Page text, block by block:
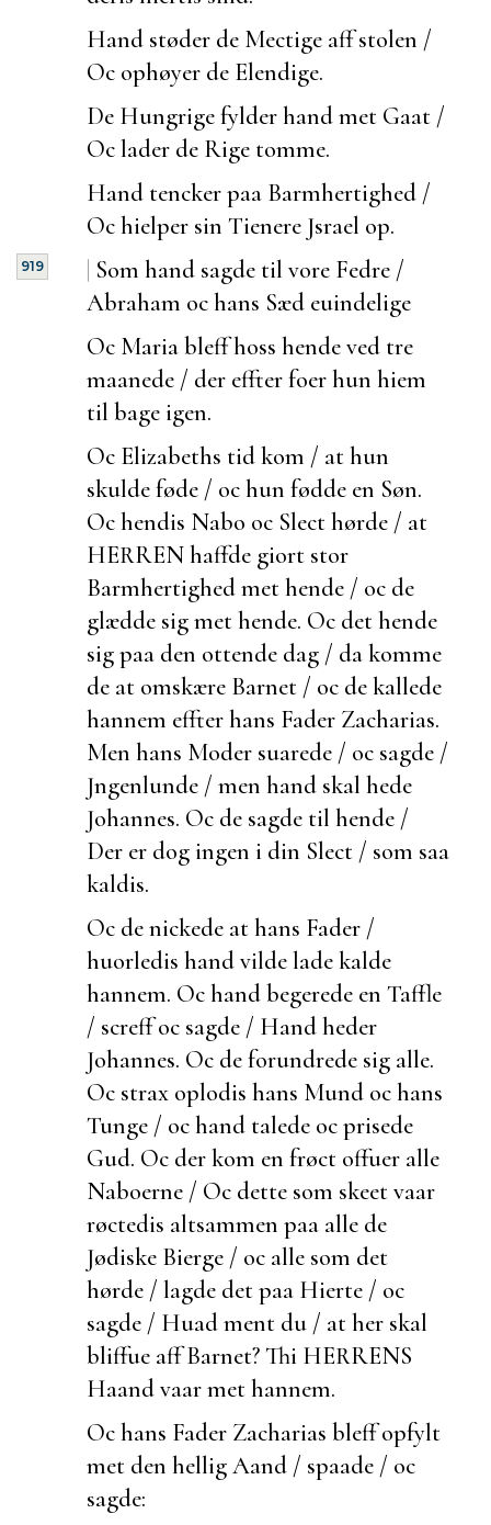
Hand støder de Mectige aff stolen /
Oc ophøyer de Elendige.
De Hungrige fylder hand met Gaat /
Oc lader de Rige tomme.
Hand tencker paa Barmhertighed /
Oc hielper sin Tienere Jsrael op.
|
919
Som hand sagde til vore Fedre /
Abraham oc hans Sæd euindelige
Oc Maria bleff hoss hende ved tre
maanede / der effterfoer hun hiem
til bage igen.
Oc Elizabeths tid kom / at hun
skulde føde / oc hun fødde en Søn.
Oc hendis Nabo oc Slect hørde / at
HERREN haffde giort stor
Barmhertighed met hende / oc de
glædde sig met hende. Oc det hende
sig paa den ottende dag / da komme
de at omskære Barnet / oc de kallede
hannem effter hans Fader Zacharias.
Men hans Moder suarede / oc sagde /
Jngenlunde / men hand skal hede
Johannes. Oc de sagde til hende /
Der er dog ingen i din Slect / som saa
kaldis.
Oc de nickede at hans Fader /
huorledis hand vilde lade kalde
hannem. Oc hand begerede en Taffle
/ screff oc sagde / Hand heder
Johannes. Oc de forundrede sig alle.
Oc strax oplodis hans Mund oc hans
Tunge / oc hand talede oc prisede
Gud. Oc der kom en frøct offuer alle
Naboerne / Oc dette som skeet vaar
røctedis altsammen paa alle de
Jødiske Bierge / oc alle som det
hørde / lagde det paa Hierte / oc
sagde / Huad ment du / at her skal
bliffue aff Barnet? Thi HERRENS
Haand vaar met hannem.
Oc hans Fader Zacharias bleff opfylt
met den hellig Aand / spaade / oc
sagde: